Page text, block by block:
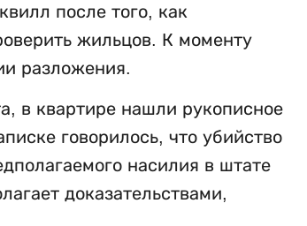
после того, как
жильцов. К моменту
разложения.
в квартире нашли рукописное
говорилось, что убийство
насилия в штате
доказательствами,